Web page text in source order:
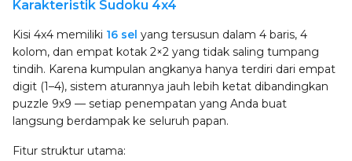
Karakteristik Sudoku 4x4
Kisi 4x4 memiliki 16 sel yang tersusun dalam 4 baris, 4
kolom, dan empat kotak 2×2 yang tidak saling tumpang
tindih. Karena kumpulan angkanya hanya terdiri dari empat
digit (1–4), sistem aturannya jauh lebih ketat dibandingkan
puzzle 9x9 — setiap penempatan yang Anda buat
langsung berdampak ke seluruh papan.
Fitur struktur utama: